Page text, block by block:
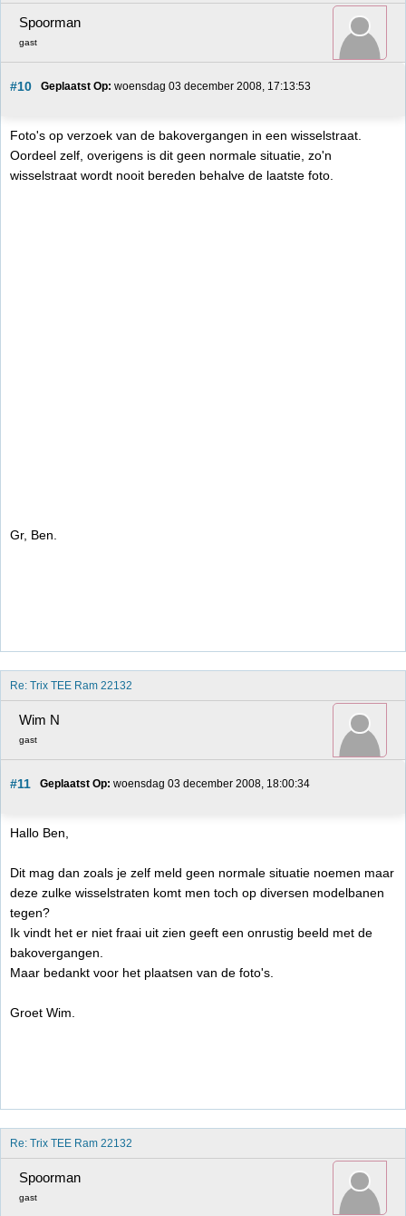
Spoorman
gast
#10 Geplaatst Op: woensdag 03 december 2008, 17:13:53
Foto's op verzoek van de bakovergangen in een wisselstraat.
Oordeel zelf, overigens is dit geen normale situatie, zo'n
wisselstraat wordt nooit bereden behalve de laatste foto.
Gr, Ben.
Re: Trix TEE Ram 22132
Wim N
gast
#11 Geplaatst Op: woensdag 03 december 2008, 18:00:34
Hallo Ben,
Dit mag dan zoals je zelf meld geen normale situatie noemen maar
deze zulke wisselstraten komt men toch op diversen modelbanen
tegen?
Ik vindt het er niet fraai uit zien geeft een onrustig beeld met de
bakovergangen.
Maar bedankt voor het plaatsen van de foto's.
Groet Wim.
Re: Trix TEE Ram 22132
Spoorman
gast